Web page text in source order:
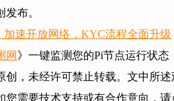
发布。
加速开放网络，KYC流程全面升级
网 》一键监测您的Pi节点运行状态
创，未经许可禁止转载。文中所
您需要技术支持或有合作意向，